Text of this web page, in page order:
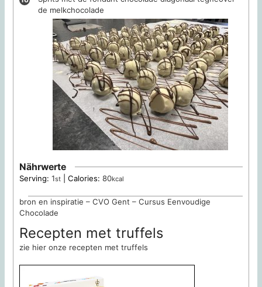
de melkchocolade
Nährwerte
Serving:1st |Calories:80kcal
bron en inspiratie – CVO Gent – Cursus Eenvoudige
Chocolade
Recepten met truffels
zie hier onze recepten met truffels